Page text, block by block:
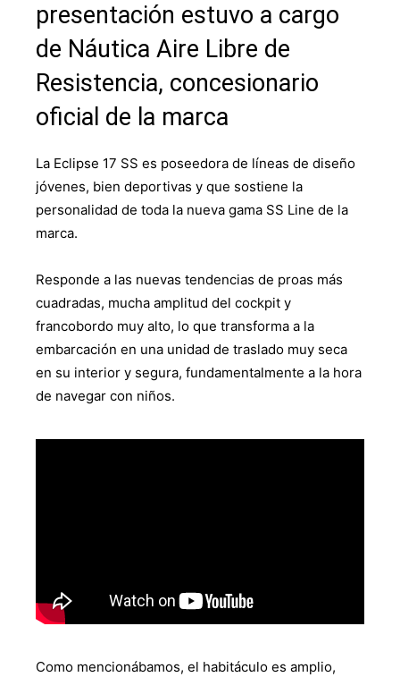
presentación estuvo a cargo
de Náutica Aire Libre de
Resistencia, concesionario
oficial de la marca
La Eclipse 17 SS es poseedora de líneas de diseño
jóvenes, bien deportivas y que sostiene la
personalidad de toda la nueva gama SS Line de la
marca.
Responde a las nuevas tendencias de proas más
cuadradas, mucha amplitud del cockpit y
francobordo muy alto, lo que transforma a la
embarcación en una unidad de traslado muy seca
en su interior y segura, fundamentalmente a la hora
de navegar con niños.
Como mencionábamos, el habitáculo es amplio,